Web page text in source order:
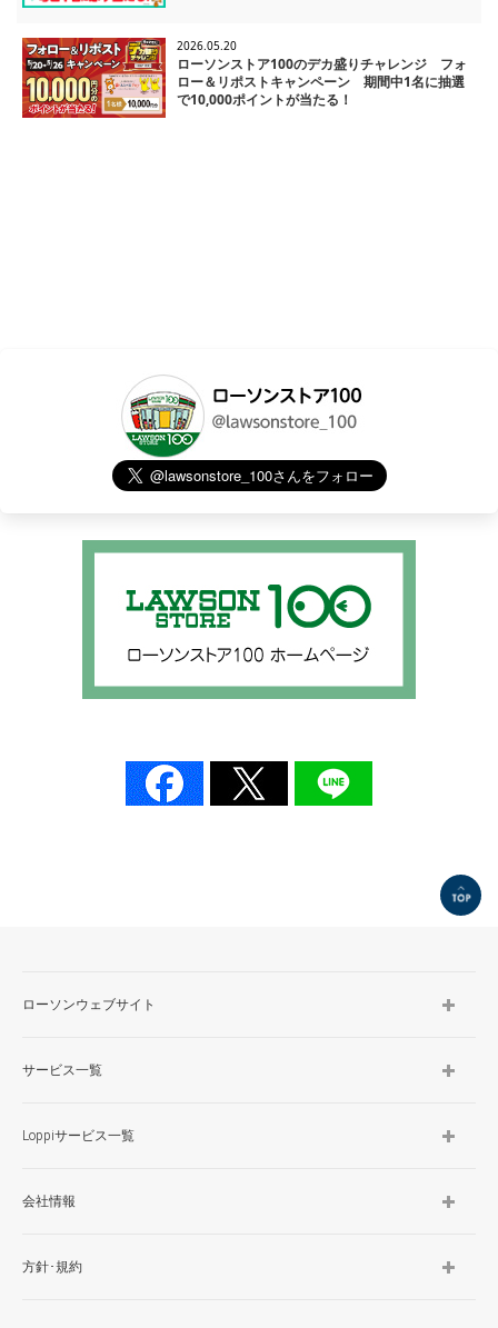
2026.05.20
ローソンストア100のデカ盛りチャレンジ フォ
ロー＆リポストキャンペーン 期間中1名に抽選
で10,000ポイントが当たる！
ローソンウェブサイト
サービス一覧
Loppiサービス一覧
会社情報
方針･規約